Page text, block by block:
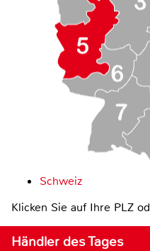
Schweiz
Klicken Sie auf Ihre PLZ
Händler des Tages